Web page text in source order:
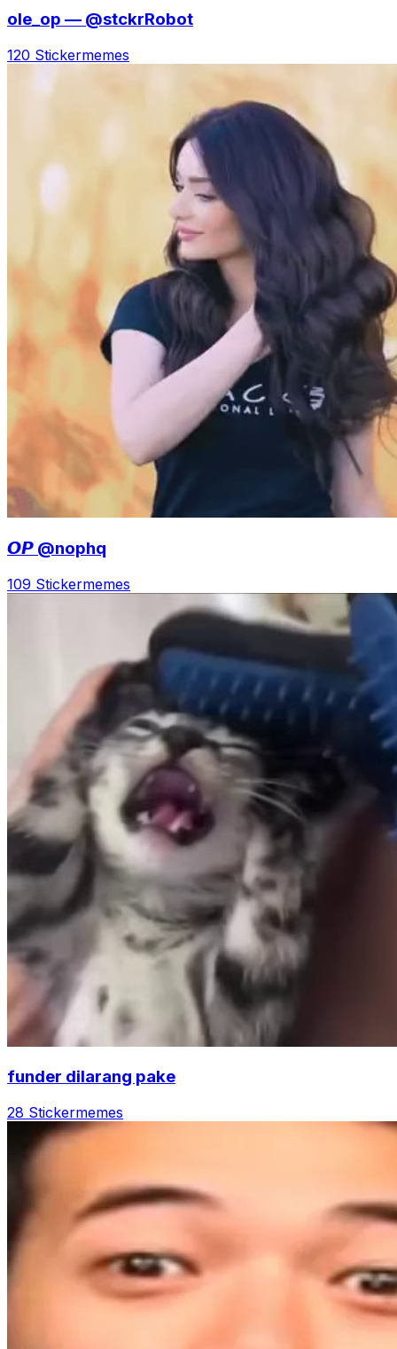
ole_op — @stckrRobot
120 Stickermemes
𝙊𝙋 @nophq
109 Stickermemes
funder dilarang pake
28 Stickermemes